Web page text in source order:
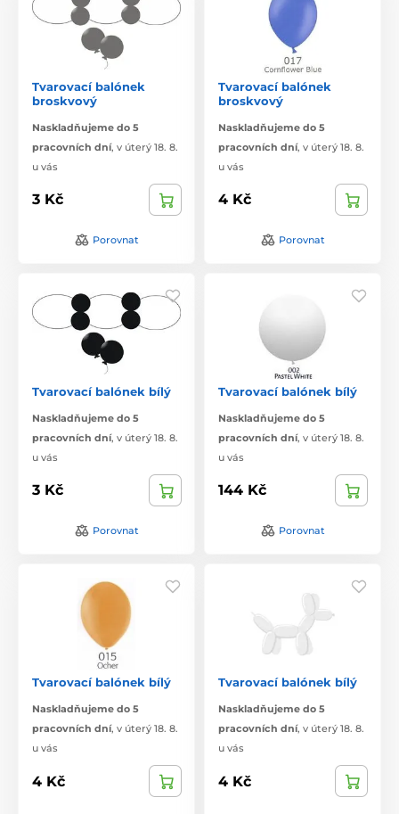
Tvarovací balónek
broskvový
Naskladňujeme do 5
pracovních dní, v úterý 18. 8.
u vás
3 Kč
Porovnat
Tvarovací balónek
broskvový
Naskladňujeme do 5
pracovních dní, v úterý 18. 8.
u vás
4 Kč
Porovnat
Tvarovací balónek bílý
Naskladňujeme do 5
pracovních dní, v úterý 18. 8.
u vás
3 Kč
Porovnat
Tvarovací balónek bílý
Naskladňujeme do 5
pracovních dní, v úterý 18. 8.
u vás
144 Kč
Porovnat
Tvarovací balónek bílý
Naskladňujeme do 5
pracovních dní, v úterý 18. 8.
u vás
4 Kč
Tvarovací balónek bílý
Naskladňujeme do 5
pracovních dní, v úterý 18. 8.
u vás
4 Kč